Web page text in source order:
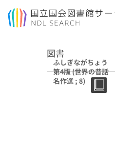
本文へ移動
図書
ふしぎながちょう
第4版 (世界の昔話
名作選 ; 8)